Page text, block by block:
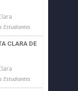
Estudiantes
CLARA DE
Estudiantes